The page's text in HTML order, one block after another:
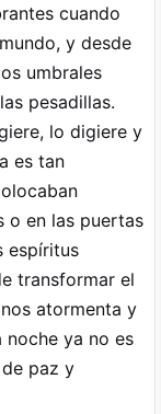
cuando
y desde
umbrales
pesadillas.
lo digiere y
es tan
o en las puertas
espíritus
transformar el
atormenta y
ya no es
paz y